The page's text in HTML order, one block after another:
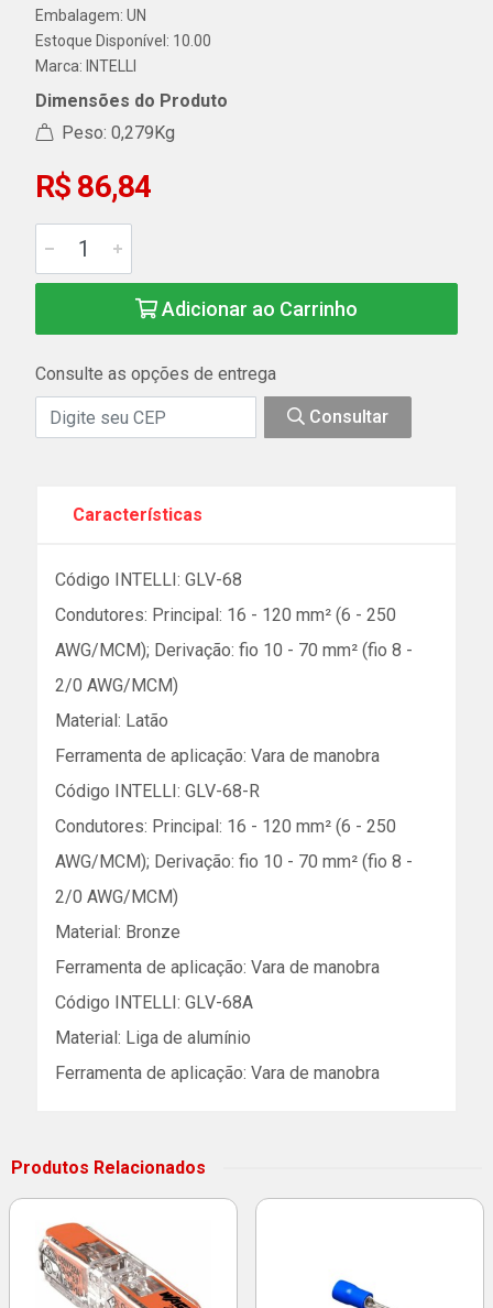
Embalagem: UN
Estoque Disponível: 10.00
Marca: INTELLI
Dimensões do Produto
Peso: 0,279Kg
R$ 86,84
Adicionar ao Carrinho
Consulte as opções de entrega
Consultar
Características
Código INTELLI: GLV-68
Condutores: Principal: 16 - 120 mm² (6 - 250
AWG/MCM); Derivação: fio 10 - 70 mm² (fio 8 -
2/0 AWG/MCM)
Material: Latão
Ferramenta de aplicação: Vara de manobra
Código INTELLI: GLV-68-R
Condutores: Principal: 16 - 120 mm² (6 - 250
AWG/MCM); Derivação: fio 10 - 70 mm² (fio 8 -
2/0 AWG/MCM)
Material: Bronze
Ferramenta de aplicação: Vara de manobra
Código INTELLI: GLV-68A
Material: Liga de alumínio
Ferramenta de aplicação: Vara de manobra
Produtos Relacionados